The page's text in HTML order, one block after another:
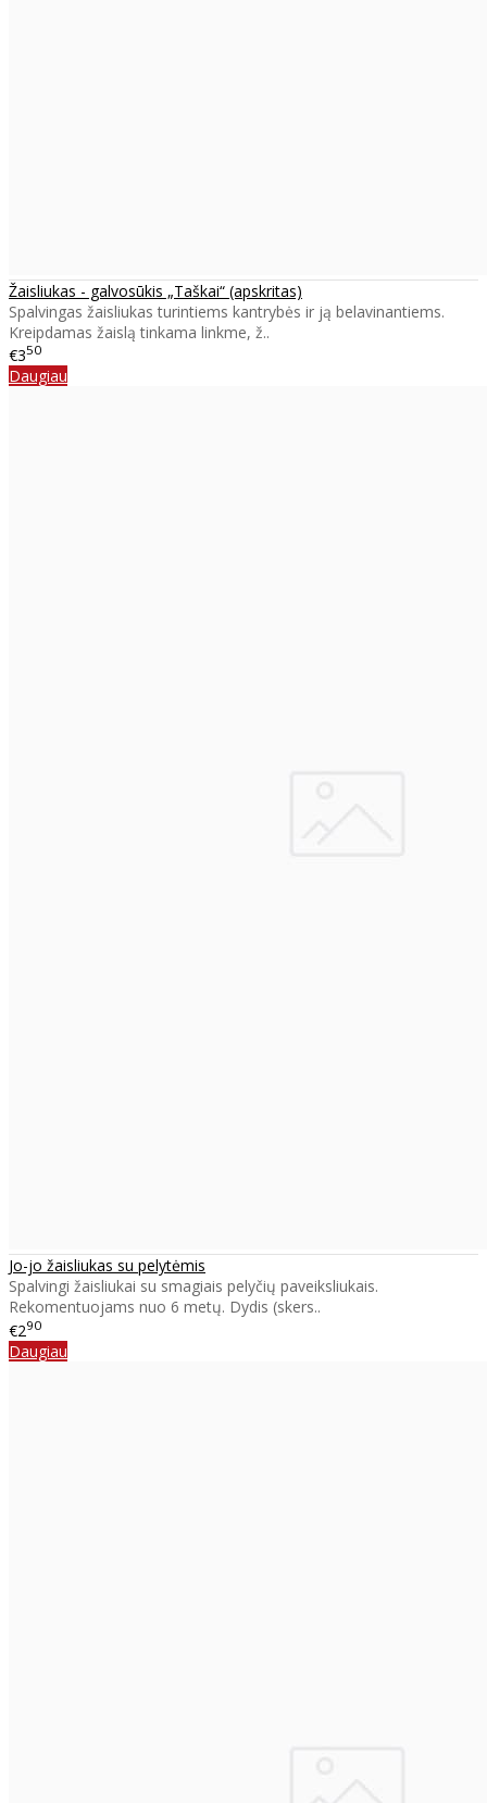
Žaisliukas - galvosūkis „Taškai“ (apskritas)
Spalvingas žaisliukas turintiems kantrybės ir ją belavinantiems.
Kreipdamas žaislą tinkama linkme, ž..
€350
Daugiau
Jo-jo žaisliukas su pelytėmis
Spalvingi žaisliukai su smagiais pelyčių paveiksliukais.
Rekomentuojams nuo 6 metų. Dydis (skers..
€290
Daugiau